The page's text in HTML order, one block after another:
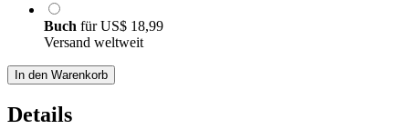
Buch fürUS$ 18,99
Versand weltweit
In den Warenkorb
Details